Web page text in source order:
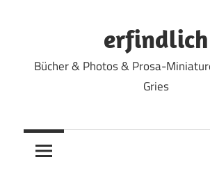
erfindlich
Bücher & Photos & Prosa-
Gries